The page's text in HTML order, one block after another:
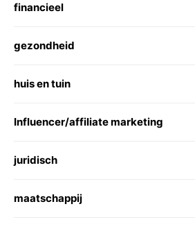
financieel
gezondheid
huis en tuin
Influencer/affiliate marketing
juridisch
maatschappij